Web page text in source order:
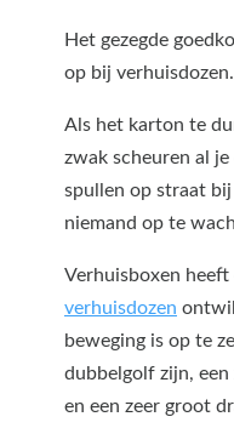
Het gezegde
op bij verhuisdozen.
Als het karton te
zwak scheuren al
spullen op straat
niemand op te
Verhuisboxen heeft
verhuisdozen
beweging is op te
dubbelgolf zijn,
en een zeer groot